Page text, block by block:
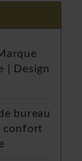
| Design
bureau
confort